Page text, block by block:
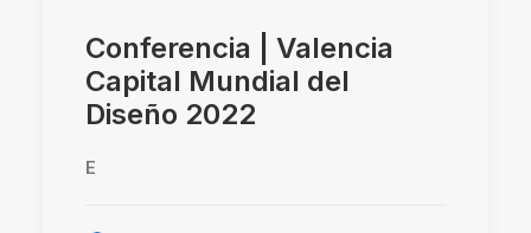
Conferencia | Valencia
Capital Mundial del
Diseño 2022
E